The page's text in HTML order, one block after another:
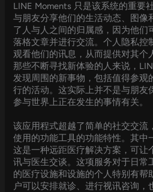
LINE Moments 只是该系统的重要
与朋友分享他们的生活动态、图像
了人与人之间的归属感，因为他们
落格文章并进行交流。个人隐私控
观看他们的讯息，从而提供对其个
那些不断寻找新体验的人来说，
发现周围的新事物，包括值得参观
行的活动。这实际上并不是与朋友
参与世界上正在发生的事情有关。
该应用程式超越了简单的社交交流
使用的功能工具的功能特性。其中
这是一种远距医疗解决方案，可让
讯与医生交谈。这项服务对于日常
的医疗设施和设施的个人特别有帮
户可以安排就诊、进行视讯咨询，